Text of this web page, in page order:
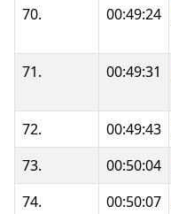
70.
00:49:24
71. 00:49:31
72. 00:49:43
73.
00:50:04
74.
00:50:07